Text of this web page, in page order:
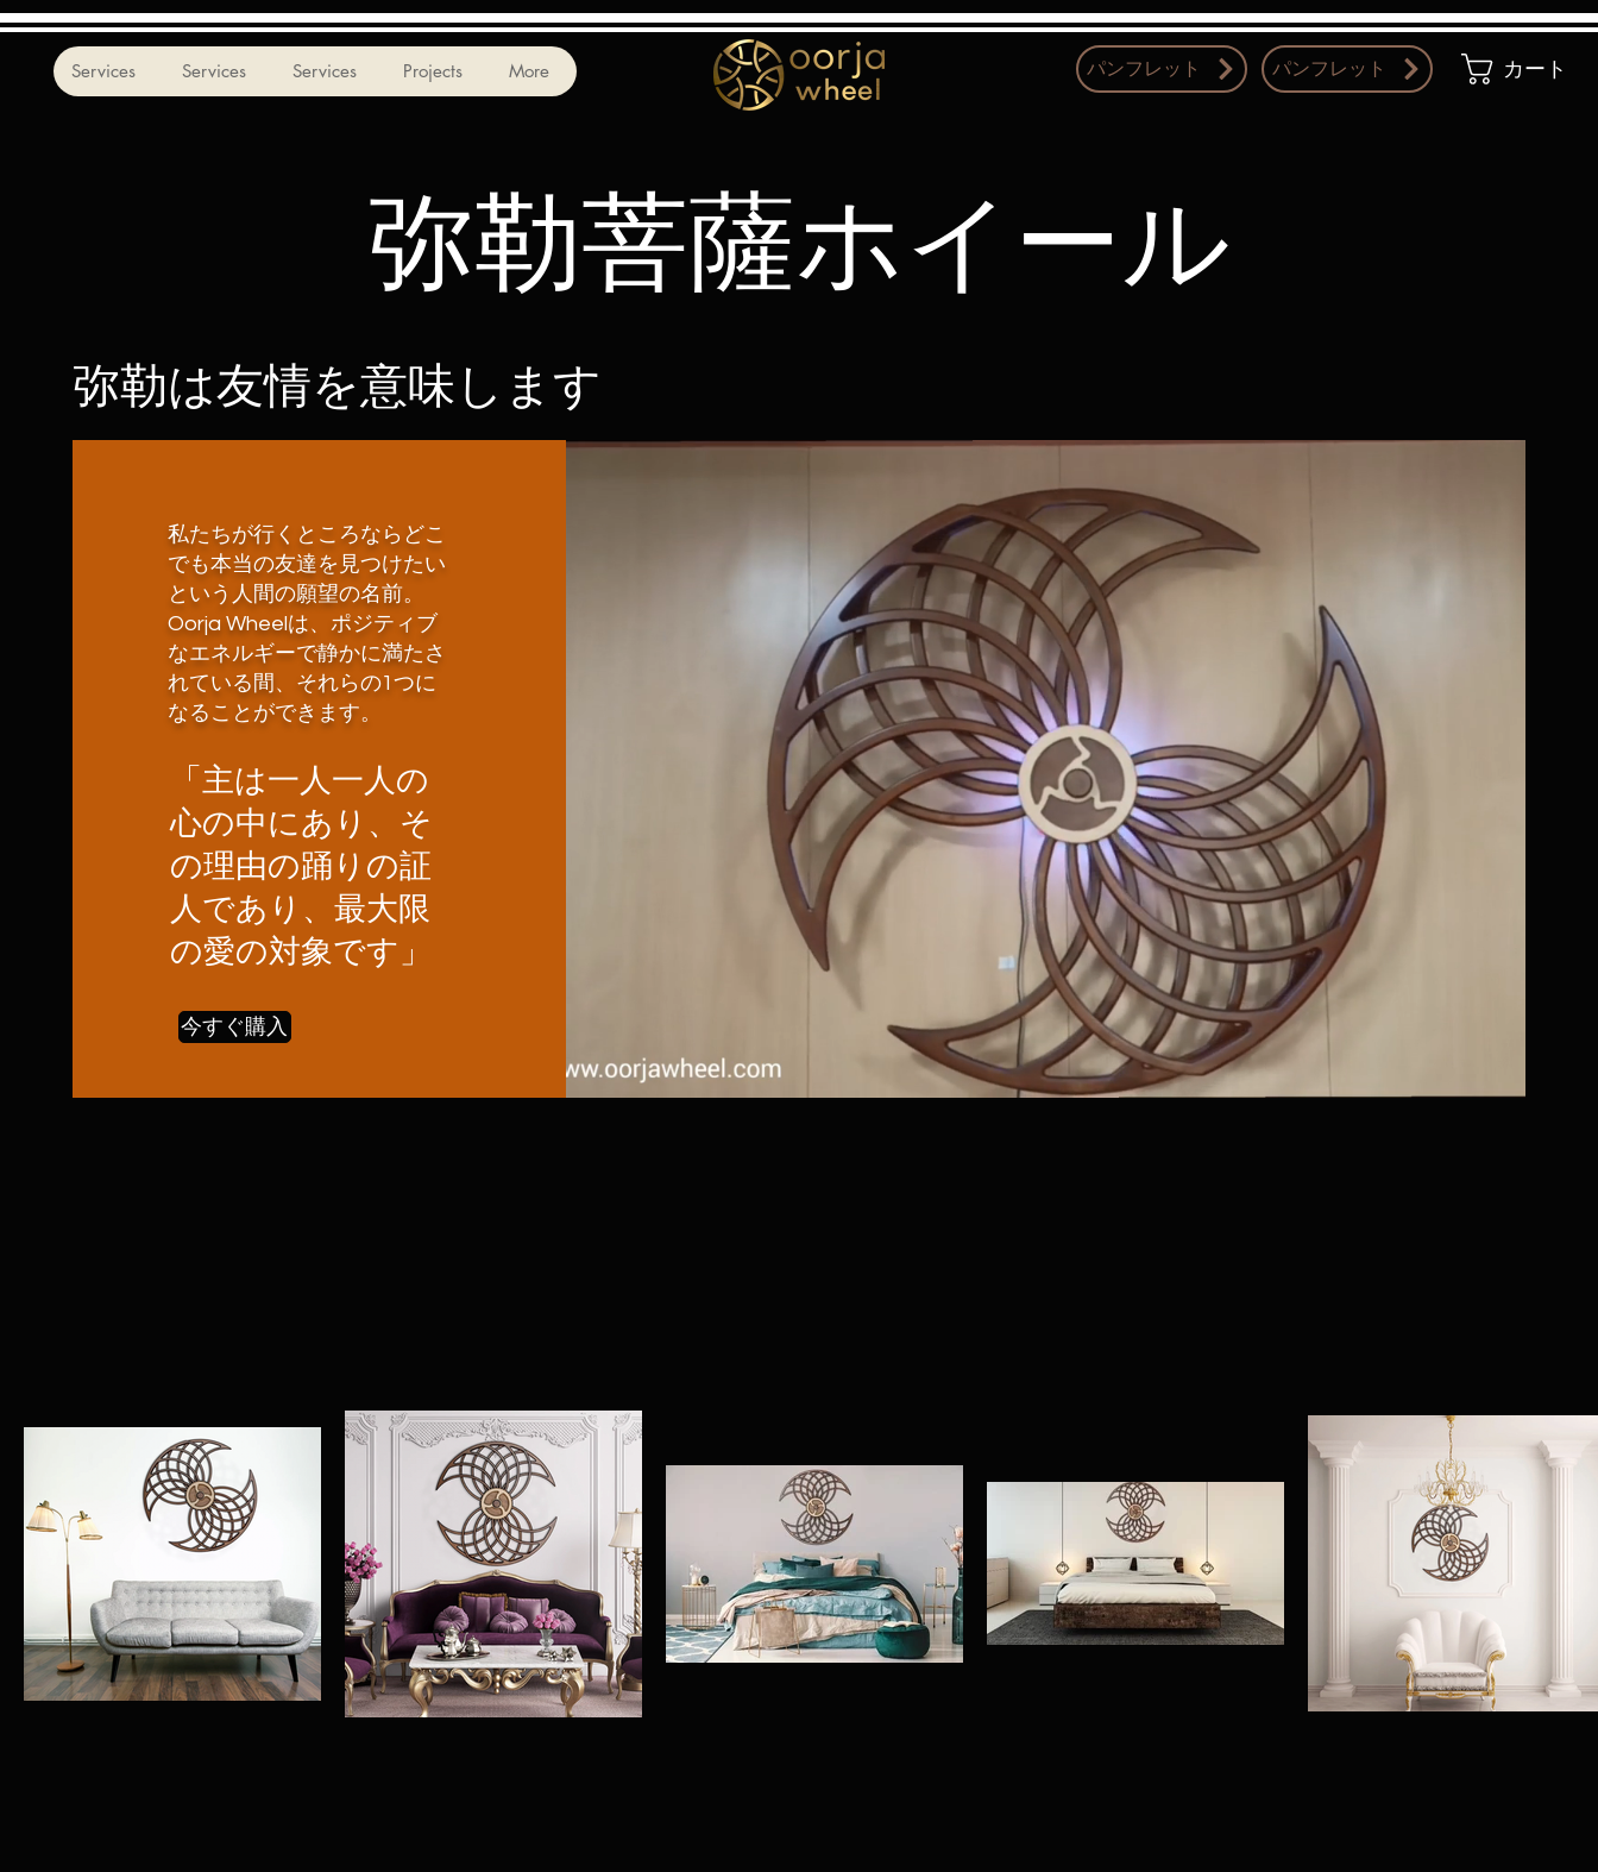
Services Services Services Projects More パンフレット パンフレット カート
弥勒菩薩ホイール
弥勒は友情を意味します
私たちが行くところならどこ
でも本当の友達を見つけたい
という人間の願望の名前。
Oorja Wheelは、ポジティブ
なエネルギーで静かに満たさ
れている間、それらの1つに
なることができます。
「主は一人一人の
心の中にあり、そ
の理由の踊りの証
人であり、最大限
の愛の対象です」
今すぐ購入